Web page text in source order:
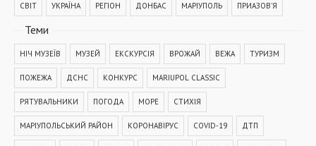
СВІТ УКРАЇНА РЕГІОН ДОНБАС МАРІУПОЛЬ ПРИАЗОВ'Я
Теми
НІЧ МУЗЕЇВ МУЗЕЙ ЕКСКУРСІЯ ВРОЖАЙ ВЕЖА ТУРИЗМ
ПОЖЕЖА ДСНС КОНКУРС MARIUPOL CLASSIC
РЯТУВАЛЬНИКИ ПОГОДА МОРЕ СТИХІЯ
МАРІУПОЛЬСЬКИЙ РАЙОН КОРОНАВІРУС COVID-19 ДТП